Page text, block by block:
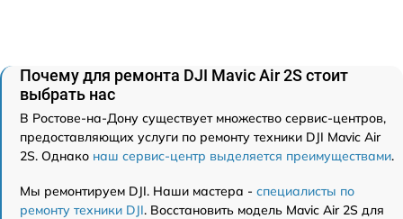
Почему для ремонта DJI Mavic Air 2S стоит
выбрать нас
В Ростове-на-Дону существует множество сервис-центров,
предоставляющих услуги по ремонту техники DJI Mavic Air
2S. Однако наш сервис-центр выделяется преимуществами.
Мы ремонтируем DJI. Наши мастера - специалисты по
ремонту техники DJI. Восстановить модель Mavic Air 2S для